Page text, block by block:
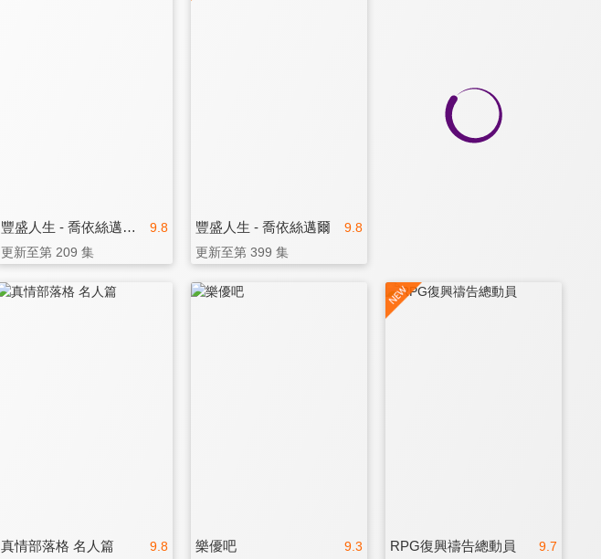
9.8
豐盛人生 - 喬依絲邁爾（中文配音）
更新至第 209 集
9.8
豐盛人生 - 喬依絲邁爾
更新至第 399 集
9.8
真情部落格 名人篇 9.3
樂優吧 9.7
RPG復興禱告總動員